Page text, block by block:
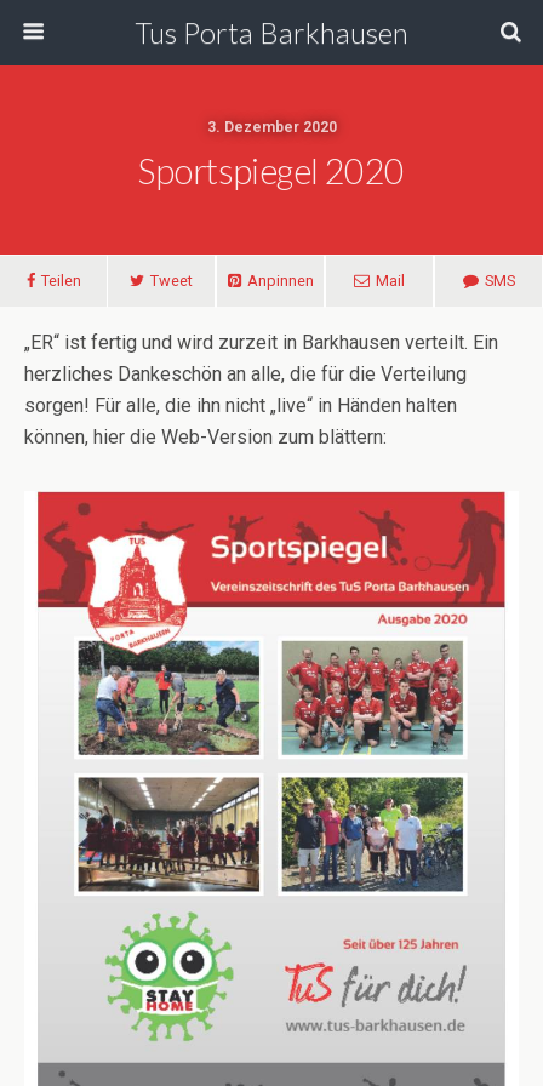
Tus Porta Barkhausen
3. Dezember 2020
Sportspiegel 2020
Teilen Tweet Anpinnen Mail SMS
„ER“ ist fertig und wird zurzeit in Barkhausen verteilt. Ein
herzliches Dankeschön an alle, die für die Verteilung
sorgen! Für alle, die ihn nicht „live“ in Händen halten
können, hier die Web-Version zum blättern: